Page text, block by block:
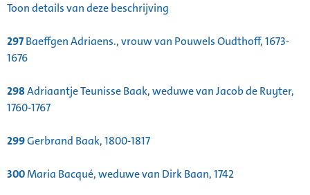
Toon details van deze beschrijving
297Baeffgen Adriaens., vrouw van Pouwels Oudthoff, 1673-
1676
298Adriaantje Teunisse Baak, weduwe van Jacob de Ruyter,
1760-1767
299Gerbrand Baak, 1800-1817
300Maria Bacqué, weduwe van Dirk Baan, 1742